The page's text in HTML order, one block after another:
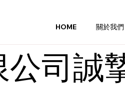
HOME 關於我們
司誠